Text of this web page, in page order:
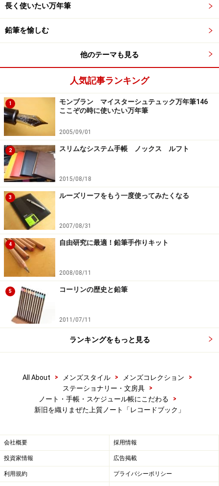
表紙には細かなエンボス加工がされていて、押しつけが
ましくない上品さがある。そのクラシカルな表紙をめく
ると、一気に時代は現代に戻ったかのような鮮やかなカ
ラーの見返しになっている。表紙のカラーは3色あり、
それに合わせてこの見返しもそれぞれ違う色が使われて
いる。
細かなエンボスで敷きつめられたクラシカルな表紙
表紙がシックな分、見返しは鮮やか
ノート紙面はシンプルなレイアウト。先程の小口デザイ
ンが、ちょうどノートを縁取りしているかのようにハッ
キリと確認できる。横罫も方眼罫もノートの端っこまで
印刷されていない。およそ5mm くらいグルリと隙間がで
薄めのグレーで印刷された方眼罫
天地左右にゆるやかな余白が用意されている。小口デザイン
がかすかに見える
長く使いたい万年筆
鉛筆を愉しむ
他のテーマも見る
人気記事ランキング
1
モンブラン マイスターシュテュック万年筆146
ここぞの時に使いたい万年筆
2005/09/01
2 スリムなシステム手帳 ノックス ルフト
2015/08/18
3 ルーズリーフをもう一度使ってみたくなる
2007/08/31
4 自由研究に最適！鉛筆手作りキット
2008/08/11
5 コーリンの歴史と鉛筆
2011/07/11
ランキングをもっと見る
All About > メンズスタイル > メンズコレクション
>
ステーショナリー・文房具
>
ノート・手帳・スケジュール帳にこだわる
>
新旧を織りまぜた上質ノート「レコードブック」
会社概要 採用情報
投資家情報 広告掲載
利用規約 プライバシーポリシー